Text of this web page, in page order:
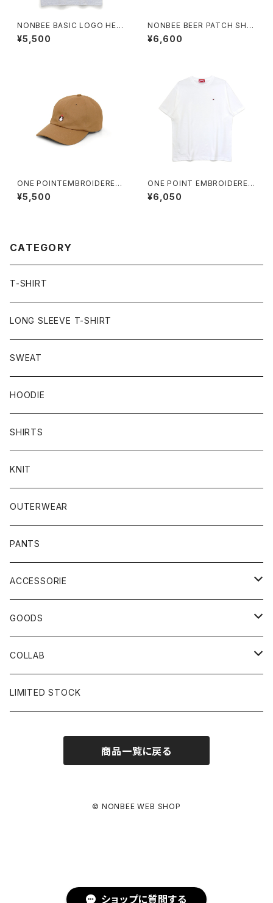
ショップに質問する
NONBEE BASIC LOGO HEA
VY TEE ash-gray/green
¥5,500
NONBEE BEER PATCH SHO
RTS black
¥6,600
ONE POINTEMBROIDERED
CAP “whiskey” cotton
¥5,500
ONE POINT EMBROIDERED
¥6,050
CATEGORY
T-SHIRT
LONG SLEEVE T-SHIRT
SWEAT
HOODIE
SHIRTS
KNIT
OUTERWEAR
PANTS
ACCESSORIE
CAP
BUCKET HAT
SOCKS
GOODS
STICKER
GLASS
COLLAB
×岩井ジョニ男
LIMITED STOCK
商品一覧に戻る
© NONBEE WEB SHOP